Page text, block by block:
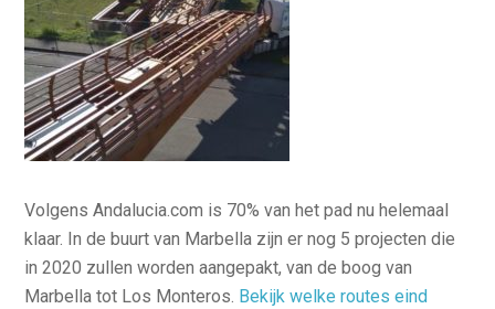
Volgens Andalucia.com is 70% van het pad nu helemaal
klaar. In de buurt van Marbella zijn er nog 5 projecten die
in 2020 zullen worden aangepakt, van de boog van
Marbella tot Los Monteros. Bekijk welke routes eind